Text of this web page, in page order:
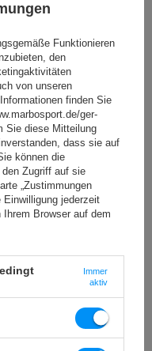
deinen Oberkörper
zielt speziell auf die
ab, die oft
keine speziellen
durchgeführt werden.
fördert auch die
zu einem besseren
Rumpf ist entscheidend
alltägliche Aktivitäten.
eine starke und
Funktionieren
den
von unseren
finden Sie
ger-
Sie diese Mitteilung
dass sie auf
können die
den Zugriff auf sie
„Zustimmungen
Einwilligung jederzeit
Browser auf dem
Immer
aktiv